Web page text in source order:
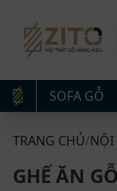
SOFA GỖ
TRANG CHỦ/NỘI
GHẾ ĂN